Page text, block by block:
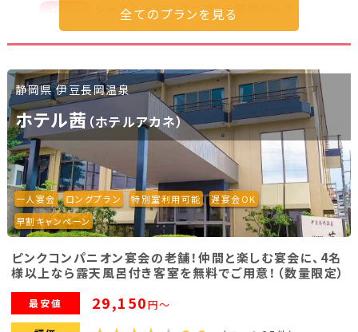
シースルーコンパニオン5時間パック
パック
107,450円～
ピンク
【一人宴会！】シースルーコンパニオン5時間
パック
122,450円～
ピンク
【平日限定】シースルーコンパニオン3時間
パック（日帰り昼宴会）
38,000円～
ピンク
【平日限定】シースルーコンパニオン4時間
パック（日帰り昼宴会）
ピンク
【平日限定】シースルーコンパニオン3時間
パック（日帰りカラオケBOX宴会）
ピンク
【平日限定】シースルーコンパニオン4時間
静岡県 伊豆長岡温泉
ホテル茜 （ホテルアカネ）
一人宴会 ロングプラン 特別室利用可能
遅宴会OK
早割キャンペーン
ピンクコンパニオン宴会の老舗！仲間と楽しむ宴会に、4名
様以上なら露天風呂付き客室を無料でご用意！（数量限定）
最安値 29,150円～